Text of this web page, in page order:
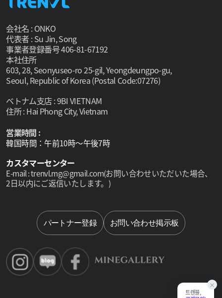
×
트렌블,
会社名 : ONKO
代表者 : Su Jin, Song
事業者登録番号 406-81-67192
本社住所
603, 28, Seonyuseo-ro 25-gil, Yeongdeungpo-gu,
Seoul, Republic of Korea (Postal Code:07276)
ベトナム支店 : 9BI VIETNAM
住所 : Hai Phong City, Vietnam
営業時間 :
韓国時間：午前10時～午後7時
カスタマーセンター
E-mail : trenvl.mg@gmail.com(お問い合わせいただいた場合、
2日以内にご返信いたします。)
パートナー登録 お問い合わせ掲示板